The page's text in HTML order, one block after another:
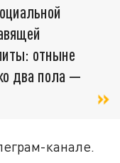
отныне
два пола —
канале.